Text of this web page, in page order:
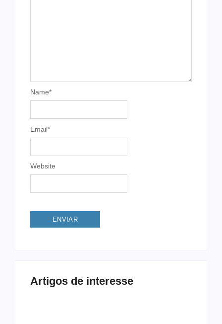
Name*
Email*
Website
Artigos de interesse